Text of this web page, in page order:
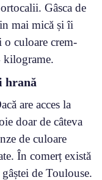
Gâsca de
mai mică și îi
o culoare crem-
kilograme.
hrană
are acces la
doar de câteva
de culoare
În comerț există
de Toulouse.